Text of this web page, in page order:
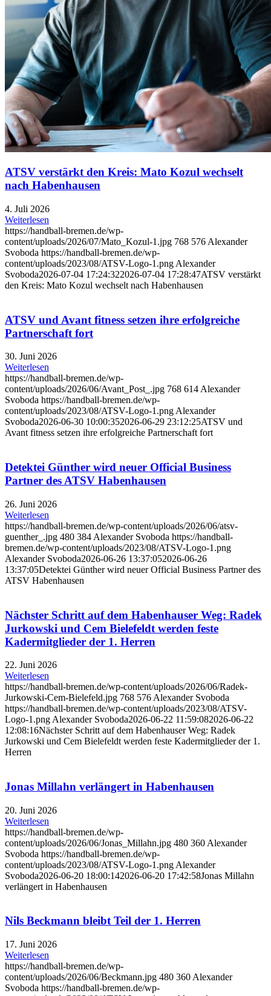
ATSV verstärkt den Kreis: Mato Kozul wechselt
nach Habenhausen
4. Juli 2026
Weiterlesen
https://handball-bremen.de/wp-
content/uploads/2026/07/Mato_Kozul-1.jpg 768 576 Alexander
Svoboda https://handball-bremen.de/wp-
content/uploads/2023/08/ATSV-Logo-1.png Alexander
Svoboda2026-07-04 17:24:322026-07-04 17:28:47ATSV verstärkt
den Kreis: Mato Kozul wechselt nach Habenhausen
ATSV und Avant fitness setzen ihre erfolgreiche
Partnerschaft fort
30. Juni 2026
Weiterlesen
https://handball-bremen.de/wp-
content/uploads/2026/06/Avant_Post_.jpg 768 614Alexander
Svoboda https://handball-bremen.de/wp-
content/uploads/2023/08/ATSV-Logo-1.pngAlexander
Svoboda2026-06-30 10:00:352026-06-29 23:12:25ATSV und
Avant fitness setzen ihre erfolgreiche Partnerschaft fort
Detektei Günther wird neuer Official Business
Partner des ATSV Habenhausen
26. Juni 2026
Weiterlesen
https://handball-bremen.de/wp-content/uploads/2026/06/atsv-
guenther_.jpg 480 384 Alexander Svoboda https://handball-
bremen.de/wp-content/uploads/2023/08/ATSV-Logo-1.png
Alexander Svoboda2026-06-26 13:37:052026-06-26
13:37:05Detektei Günther wird neuer Official Business Partner des
ATSV Habenhausen
Nächster Schritt auf dem Habenhauser Weg: Radek
Jurkowski und Cem Bielefeldt werden feste
Kadermitglieder der 1. Herren
22. Juni 2026
Weiterlesen
https://handball-bremen.de/wp-content/uploads/2026/06/Radek-
Jurkowski-Cem-Bielefeld.jpg 768 576 Alexander Svoboda
https://handball-bremen.de/wp-content/uploads/2023/08/ATSV-
Logo-1.png Alexander Svoboda2026-06-22 11:59:082026-06-22
12:08:16Nächster Schritt auf dem Habenhauser Weg: Radek
Jurkowski und Cem Bielefeldt werden feste Kadermitglieder der 1.
Herren
Jonas Millahn verlängert in Habenhausen
20. Juni 2026
Weiterlesen
https://handball-bremen.de/wp-
content/uploads/2026/06/Jonas_Millahn.jpg 480 360 Alexander
Svoboda https://handball-bremen.de/wp-
content/uploads/2023/08/ATSV-Logo-1.png Alexander
Svoboda2026-06-20 18:00:142026-06-20 17:42:58Jonas Millahn
verlängert in Habenhausen
Nils Beckmann bleibt Teil der 1. Herren
17. Juni 2026
Weiterlesen
https://handball-bremen.de/wp-
content/uploads/2026/06/Beckmann.jpg 480 360 Alexander
Svoboda https://handball-bremen.de/wp-